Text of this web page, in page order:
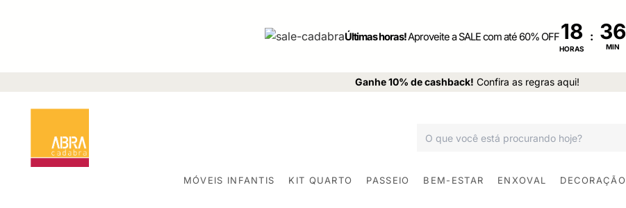
Últimas horas!Aproveite a SALE com até 60% OFF18
HORAS
:
MIN
Ganhe 10% de cashback! Confira as regras aqui!
MÓVEIS INFANTIS KIT QUARTO PASSEIO BEM-ESTAR ENXOVAL DECORAÇÃO